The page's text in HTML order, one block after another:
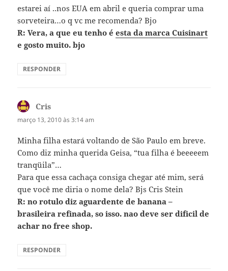
estarei aí ..nos EUA em abril e queria comprar uma
sorveteira…o q vc me recomenda? Bjo
R: Vera, a que eu tenho éesta da marca Cuisinart
e gosto muito. bjo
RESPONDER
Cris
março 13, 2010 às 3:14 am
Minha filha estará voltando de São Paulo em breve.
Como diz minha querida Geisa, “tua filha é beeeeem
tranqüila”…
Para que essa cachaça consiga chegar até mim, será
que você me diria o nome dela? Bjs Cris Stein
R: no rotulo diz aguardente de banana –
brasileira refinada, so isso. nao deve ser dificil de
achar no free shop.
RESPONDER